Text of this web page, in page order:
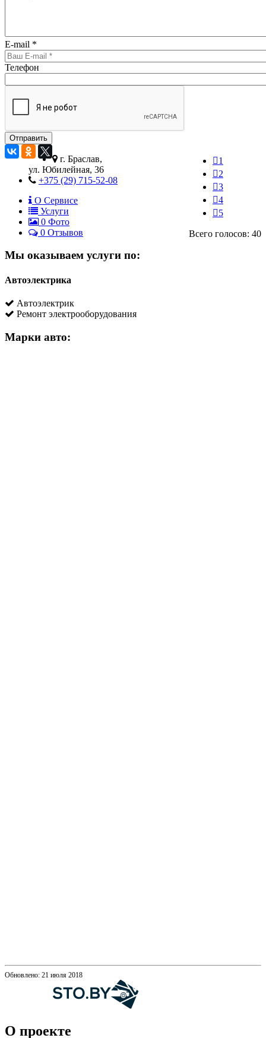
E-mail *
Телефон
1
2
3
4
5
Всего голосов: 40
г. Браслав,
ул. Юбилейная, 36
+375 (29) 715-52-08
О Сервисе
Услуги
0 Фото
0 Отзывов
Мы оказываем услуги по:
Автоэлектрика
Автоэлектрик
Ремонт электрооборудования
Марки авто:
Обновлено: 21 июля 2018
О проекте